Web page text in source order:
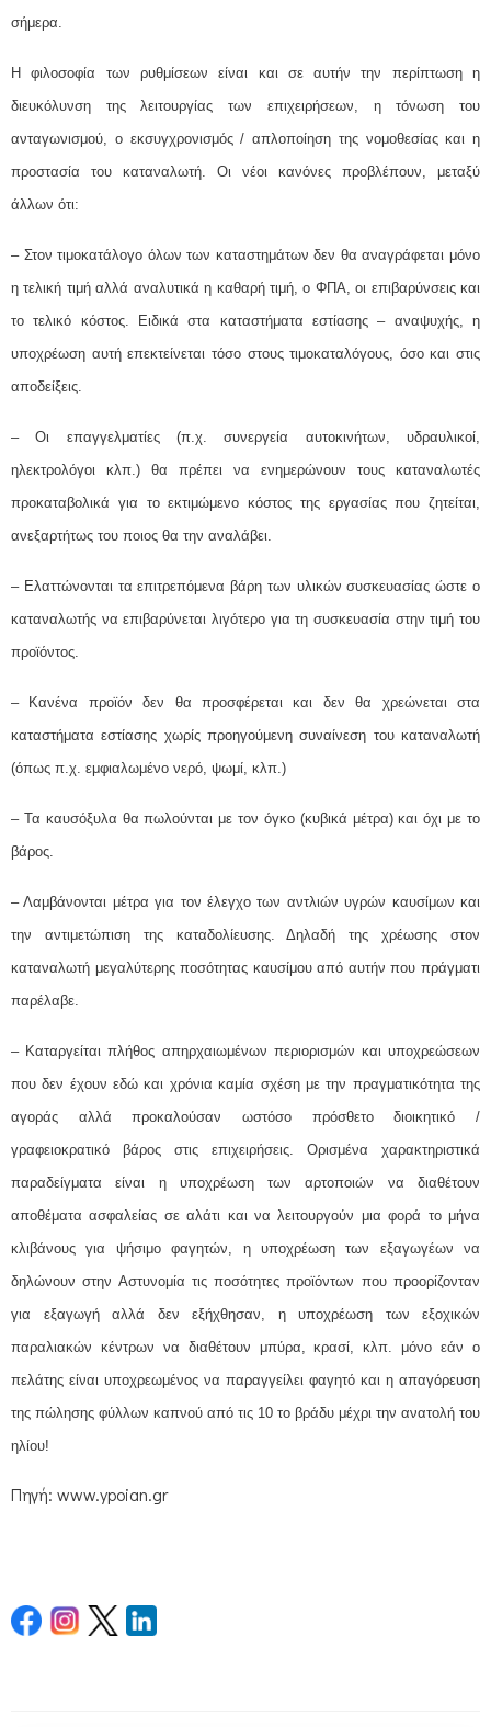
σήμερα.
Η φιλοσοφία των ρυθμίσεων είναι και σε αυτήν την περίπτωση η
διευκόλυνση της λειτουργίας των επιχειρήσεων, η τόνωση του
ανταγωνισμού, ο εκσυγχρονισμός / απλοποίηση της νομοθεσίας και η
προστασία του καταναλωτή. Οι νέοι κανόνες προβλέπουν, μεταξύ
άλλων ότι:
– Στον τιμοκατάλογο όλων των καταστημάτων δεν θα αναγράφεται μόνο
η τελική τιμή αλλά αναλυτικά η καθαρή τιμή, ο ΦΠΑ, οι επιβαρύνσεις και
το τελικό κόστος. Ειδικά στα καταστήματα εστίασης – αναψυχής, η
υποχρέωση αυτή επεκτείνεται τόσο στους τιμοκαταλόγους, όσο και στις
αποδείξεις.
– Οι επαγγελματίες (π.χ. συνεργεία αυτοκινήτων, υδραυλικοί,
ηλεκτρολόγοι κλπ.) θα πρέπει να ενημερώνουν τους καταναλωτές
προκαταβολικά για το εκτιμώμενο κόστος της εργασίας που ζητείται,
ανεξαρτήτως του ποιος θα την αναλάβει.
– Ελαττώνονται τα επιτρεπόμενα βάρη των υλικών συσκευασίας ώστε ο
καταναλωτής να επιβαρύνεται λιγότερο για τη συσκευασία στην τιμή του
προϊόντος.
– Κανένα προϊόν δεν θα προσφέρεται και δεν θα χρεώνεται στα
καταστήματα εστίασης χωρίς προηγούμενη συναίνεση του καταναλωτή
(όπως π.χ. εμφιαλωμένο νερό, ψωμί, κλπ.)
– Τα καυσόξυλα θα πωλούνται με τον όγκο (κυβικά μέτρα) και όχι με το
βάρος.
– Λαμβάνονται μέτρα για τον έλεγχο των αντλιών υγρών καυσίμων και
την αντιμετώπιση της καταδολίευσης. Δηλαδή της χρέωσης στον
καταναλωτή μεγαλύτερης ποσότητας καυσίμου από αυτήν που πράγματι
παρέλαβε.
– Καταργείται πλήθος απηρχαιωμένων περιορισμών και υποχρεώσεων
που δεν έχουν εδώ και χρόνια καμία σχέση με την πραγματικότητα της
αγοράς αλλά προκαλούσαν ωστόσο πρόσθετο διοικητικό /
γραφειοκρατικό βάρος στις επιχειρήσεις. Ορισμένα χαρακτηριστικά
παραδείγματα είναι η υποχρέωση των αρτοποιών να διαθέτουν
αποθέματα ασφαλείας σε αλάτι και να λειτουργούν μια φορά το μήνα
κλιβάνους για ψήσιμο φαγητών, η υποχρέωση των εξαγωγέων να
δηλώνουν στην Αστυνομία τις ποσότητες προϊόντων που προορίζονταν
για εξαγωγή αλλά δεν εξήχθησαν, η υποχρέωση των εξοχικών
παραλιακών κέντρων να διαθέτουν μπύρα, κρασί, κλπ. μόνο εάν ο
πελάτης είναι υποχρεωμένος να παραγγείλει φαγητό και η απαγόρευση
της πώλησης φύλλων καπνού από τις 10 το βράδυ μέχρι την ανατολή του
ηλίου!
Πηγή: www.ypoian.gr